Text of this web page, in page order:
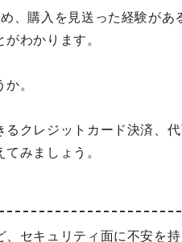
、購入を見送った経験があ
わかります。
。
クレジットカード決済、
みましょう。
セキュリティ面に不安を